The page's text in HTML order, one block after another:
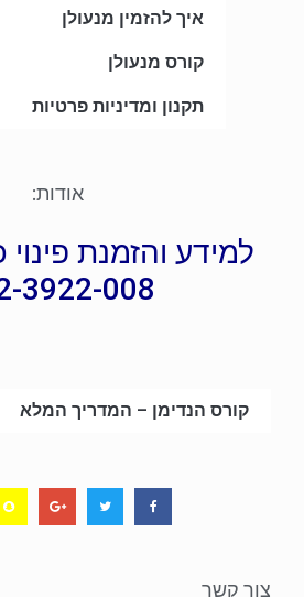
איך להזמין מנעולן
קורס מנעולן
תקנון ומדיניות פרטיות
אודות:
למידע והזמנת פינוי
3922-008
קורס הנדימן – המדריך המלא
צור קשר